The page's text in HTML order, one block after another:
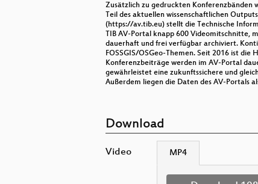
Zusätzlich zu gedruckten
Teil des aktuellen wissenschaftlichen
(https://av.tib.eu) stellt die Technische
TIB AV-Portal knapp 600 Videomitschnitte,
dauerhaft und frei verfügbar archiviert.
FOSSGIS/OSGeo-Themen. Seit 2016 ist
Konferenzbeiträge werden im AV-Portal
gewährleistet eine zukunftssichere und
Außerdem liegen die Daten des AV-Portals
Download
Video MP4